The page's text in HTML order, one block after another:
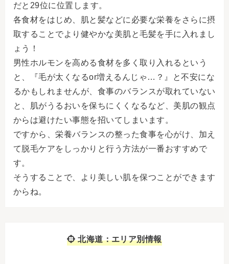
だと29位に位置します。
各食材をはじめ、肌と髪などに必要な栄養をさらに摂
取することでより健やかな美肌と毛髪を手に入れまし
ょう！
男性ホルモンを高める食材を多く取り入れるという
と、『毛が太くなるor増えるんじゃ…？』と不安にな
るかもしれませんが、食事のバランスが取れていない
と、肌がうるおいを保ちにくくなるなど、美肌の観点
からは避けたい事態を招いてしまいます。
ですから、栄養バランスの整った食事を心がけ、加え
て脱毛ケアをしっかりと行う方法が一番おすすめで
す。
そうすることで、より美しい肌を保つことができます
からね。
北海道：エリア別情報